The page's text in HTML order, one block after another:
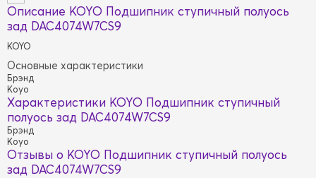
Описание KOYO Подшипник ступичный полуось
зад DAC4074W7CS9
KOYO
Основные характеристики
Брэнд
Koyo
Характеристики KOYO Подшипник ступичный
полуось зад DAC4074W7CS9
Брэнд
Koyo
Отзывы о KOYO Подшипник ступичный полуось
зад DAC4074W7CS9